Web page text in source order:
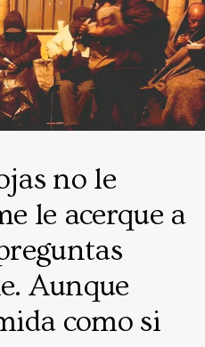
no le
le acerque a
Aunque
como si